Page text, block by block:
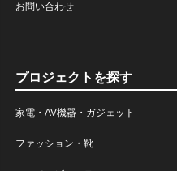
お問い合わせ
プロジェクトを探す
家電・AV機器・ガジェット
ファッション・靴